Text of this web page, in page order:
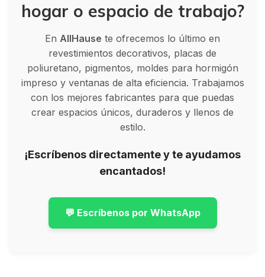
hogar o espacio de trabajo?
En AllHause te ofrecemos lo último en
revestimientos decorativos, placas de
poliuretano, pigmentos, moldes para hormigón
impreso y ventanas de alta eficiencia. Trabajamos
con los mejores fabricantes para que puedas
crear espacios únicos, duraderos y llenos de
estilo.
¡Escríbenos directamente y te ayudamos
encantados!
💬 Escríbenos por WhatsApp